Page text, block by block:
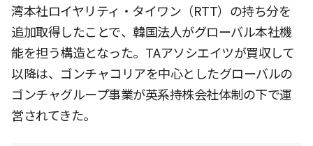
湾本社ロイヤリティ・タイワン（RTT）の持ち分を
追加取得したことで、韓国法人がグローバル本社機
能を担う構造となった。TAアソシエイツが買収して
以降は、ゴンチャコリアを中心としたグローバルの
ゴンチャグループ事業が英系持株会社体制の下で運
営されてきた。